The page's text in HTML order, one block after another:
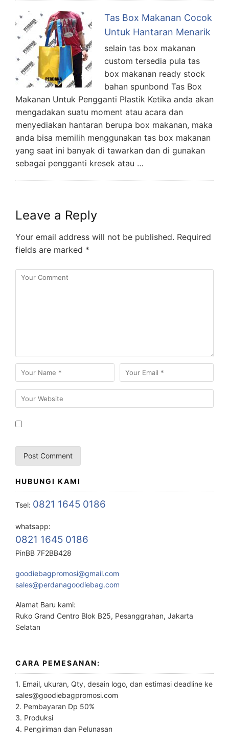
Tas Box Makanan Cocok
Untuk Hantaran Menarik
selain tas box makanan
custom tersedia pula tas
box makanan ready stock
bahan spunbond Tas Box
Makanan Untuk Pengganti Plastik Ketika anda akan
mengadakan suatu moment atau acara dan
menyediakan hantaran berupa box makanan, maka
anda bisa memilih menggunakan tas box makanan
yang saat ini banyak di tawarkan dan di gunakan
sebagai pengganti kresek atau …
Leave a Reply
Your email address will not be published. Required
fields are marked *
HUBUNGI KAMI
Tsel: 0821 1645 0186
whatsapp:
0821 1645 0186
PinBB 7F2BB428
goodiebagpromosi@gmail.com
sales@perdanagoodiebag.com
Alamat Baru kami:
Ruko Grand Centro Blok B25, Pesanggrahan, Jakarta
Selatan
CARA PEMESANAN:
1. Email, ukuran, Qty, desain logo, dan estimasi deadline ke
sales@goodiebagpromosi.com
2. Pembayaran Dp 50%
3. Produksi
4. Pengiriman dan Pelunasan